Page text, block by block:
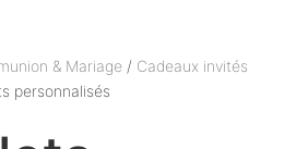
& Mariage / Cadeaux invités
personnalisés